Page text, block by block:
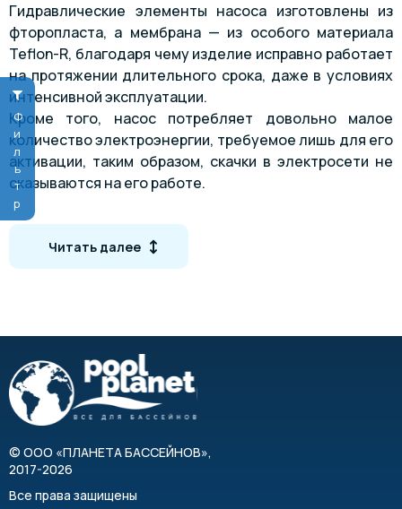
Фильтр
Гидравлические элементы насоса изготовлены из
фторопласта, а мембрана — из особого материала
Teflon-R, благодаря чему изделие исправно работает
на протяжении длительного срока, даже в условиях
интенсивной эксплуатации.
Кроме того, насос потребляет довольно малое
количество электроэнергии, требуемое лишь для его
активации, таким образом, скачки в электросети не
сказываются на его работе.
Насос оборудован цифровым дисплеем, управление
осуществляется посредством нескольких
навигационных кнопок.
Читать далее
© ООО «ПЛАНЕТА БАССЕЙНОВ»,
2017-2026
Все права защищены